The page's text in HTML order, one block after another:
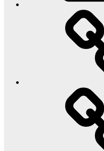
www.armpower.de